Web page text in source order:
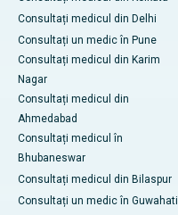
Consultați medicul din Delhi
Consultați un medic în Pune
Consultați medicul din Karim
Nagar
Consultați medicul din
Ahmedabad
Consultați medicul în
Bhubaneswar
Consultați medicul din Bilaspur
Consultați un medic în Guwahati